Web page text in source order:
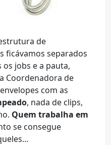
de
ficávamos separados
jobs e a pauta,
Coordenadora de
com as
, nada de clips,
Quem trabalha em
se consegue